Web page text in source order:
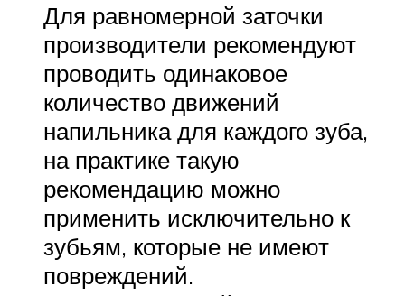
Для равномерной заточки
производители рекомендуют
проводить одинаковое
количество движений
напильника для каждого зуба,
на практике такую
рекомендацию можно
применить исключительно к
зубьям, которые не имеют
повреждений.